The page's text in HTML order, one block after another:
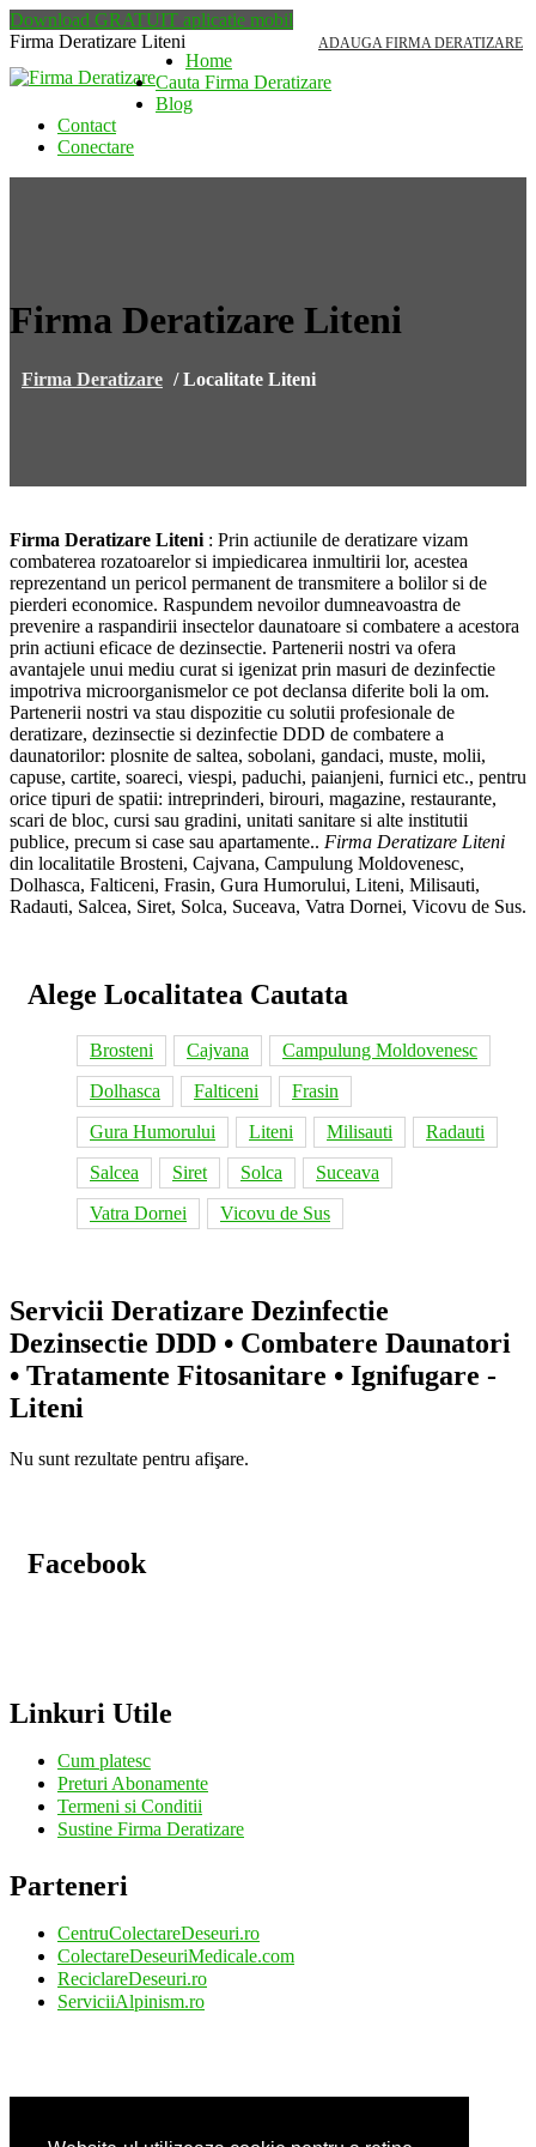
Download GRATUIT aplicatie mobil
Firma Deratizare Liteni
ADAUGA FIRMA DERATIZARE
Home
Cauta Firma Deratizare
Blog
Contact
Conectare
Firma Deratizare Liteni
Firma Deratizare /Localitate Liteni
Firma Deratizare Liteni : Prin actiunile de deratizare vizam
combaterea rozatoarelor si impiedicarea inmultirii lor, acestea
reprezentand un pericol permanent de transmitere a bolilor si de
pierderi economice. Raspundem nevoilor dumneavoastra de
prevenire a raspandirii insectelor daunatoare si combatere a acestora
prin actiuni eficace de dezinsectie. Partenerii nostri va ofera
avantajele unui mediu curat si igenizat prin masuri de dezinfectie
impotriva microorganismelor ce pot declansa diferite boli la om.
Partenerii nostri va stau dispozitie cu solutii profesionale de
deratizare, dezinsectie si dezinfectie DDD de combatere a
daunatorilor: plosnite de saltea, sobolani, gandaci, muste, molii,
capuse, cartite, soareci, viespi, paduchi, paianjeni, furnici etc., pentru
orice tipuri de spatii: intreprinderi, birouri, magazine, restaurante,
scari de bloc, cursi sau gradini, unitati sanitare si alte institutii
publice, precum si case sau apartamente.. Firma Deratizare Liteni
din localitatile Brosteni, Cajvana, Campulung Moldovenesc,
Dolhasca, Falticeni, Frasin, Gura Humorului, Liteni, Milisauti,
Radauti, Salcea, Siret, Solca, Suceava, Vatra Dornei, Vicovu de Sus.
Alege Localitatea Cautata
Brosteni Cajvana
Campulung Moldovenesc
Dolhasca
Falticeni
Frasin
Gura Humorului
Liteni Milisauti
Radauti
Salcea
Siret Solca
Suceava
Vatra Dornei
Vicovu de Sus
Servicii Deratizare Dezinfectie
Dezinsectie DDD • Combatere Daunatori
• Tratamente Fitosanitare • Ignifugare -
Liteni
Nu sunt rezultate pentru afişare.
Facebook
Linkuri Utile
Cum platesc
Preturi Abonamente
Termeni si Conditii
Sustine Firma Deratizare
Parteneri
CentruColectareDeseuri.ro
ColectareDeseuriMedicale.com
ReciclareDeseuri.ro
ServiciiAlpinism.ro